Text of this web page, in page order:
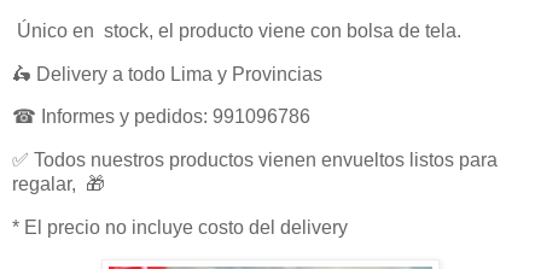
Único en stock, el producto viene con bolsa de tela.
🛵 Delivery a todo Lima y Provincias
☎ Informes y pedidos: 991096786
✅ Todos nuestros productos vienen envueltos listos para
regalar, 🎁
* El precio no incluye costo del delivery